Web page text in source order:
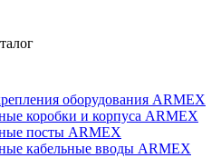
оборудования ARMEX
коробки и корпуса ARMEX
посты ARMEX
кабельные вводы ARMEX